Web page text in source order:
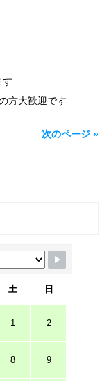
す
方大歓迎です
次のページ »
土 日
1 2
8 9